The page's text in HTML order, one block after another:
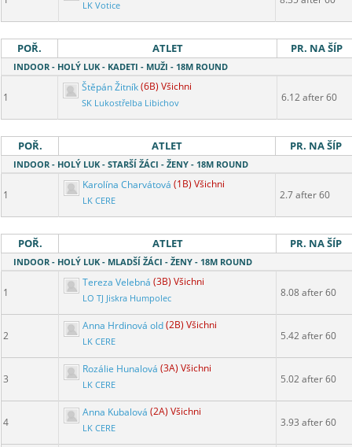
LK Votice
POŘ. ATLET PR. NA ŠÍP
INDOOR - HOLÝ LUK - KADETI - MUŽI - 18M ROUND
1
Štěpán Žitník(6B) Všichni
SK Lukostřelba Libichov 6.12 after 60
POŘ. ATLET PR. NA ŠÍP
INDOOR - HOLÝ LUK - STARŠÍ ŽÁCI - ŽENY - 18M ROUND
1
Karolína Charvátová (1B) Všichni
LK CERE 2.7 after 60
POŘ. ATLET PR. NA ŠÍP
INDOOR - HOLÝ LUK - MLADŠÍ ŽÁCI - ŽENY - 18M ROUND
1
Tereza Velebná (3B) Všichni
LO TJ Jiskra Humpolec 8.08 after 60
2
Anna Hrdinová old(2B) Všichni
LK CERE 5.42 after 60
3
Rozálie Hunalová (3A) Všichni
LK CERE 5.02 after 60
4
Anna Kubalová (2A) Všichni
LK CERE 3.93 after 60